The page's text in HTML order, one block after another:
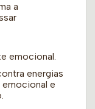
a
emocional.
energias
e